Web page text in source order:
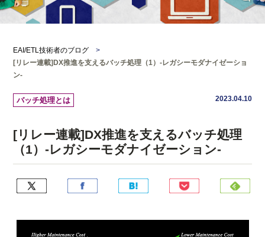
EAI/ETL技術者のブログ
>
[リレー連載]DX推進を支えるバッチ処理（1）-レガシーモダナイゼーショ
ン-
バッチ処理とは 2023.04.10
[リレー連載]DX推進を支えるバッチ処理
（1）-レガシーモダナイゼーション-